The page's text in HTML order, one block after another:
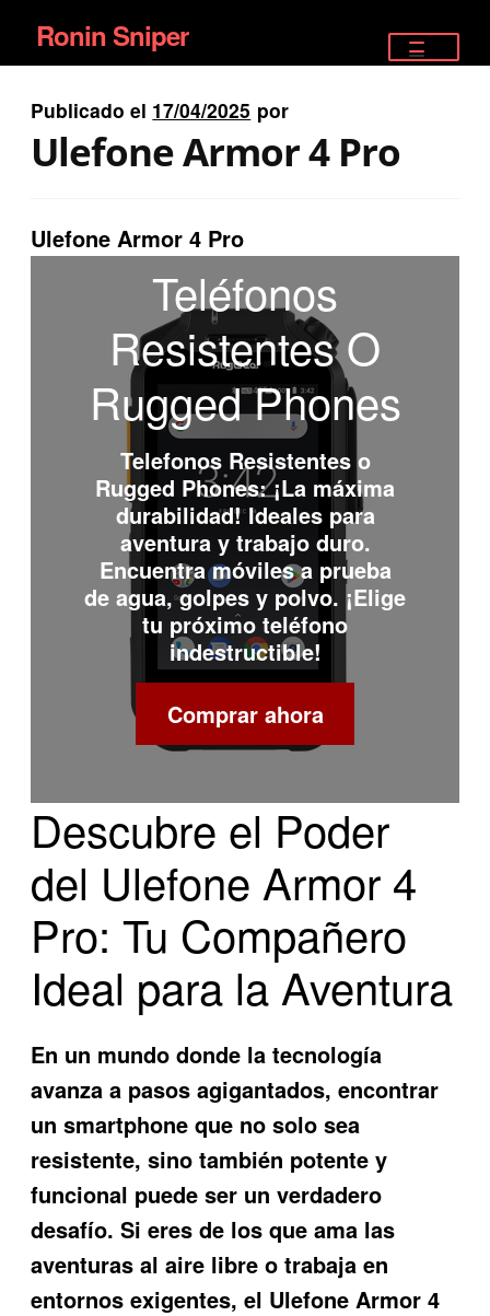
Ir
a
la
navegación
Ir
al
contenido
Ronin Sniper
EQUIPAMIENTO ÉLITE
RIFLES DEPORTIVOS
Publicado el 17/04/2025 por
Ulefone Armor 4 Pro
Ulefone Armor 4 Pro
Teléfonos
Resistentes O
Rugged Phones
Telefonos Resistentes o
Rugged Phones: ¡La máxima
durabilidad! Ideales para
aventura y trabajo duro.
Encuentra móviles a prueba
de agua, golpes y polvo. ¡Elige
tu próximo teléfono
indestructible!
Comprar ahora
Descubre el Poder
del Ulefone Armor 4
Pro: Tu Compañero
Ideal para la Aventura
En un mundo donde la tecnología
avanza a pasos agigantados, encontrar
un smartphone que no solo sea
resistente, sino también potente y
funcional puede ser un verdadero
desafío. Si eres de los que ama las
aventuras al aire libre o trabaja en
entornos exigentes, el Ulefone Armor 4